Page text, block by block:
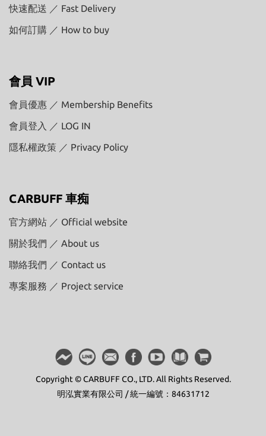
快速配送 ／ Fast Delivery
如何訂購 ／ How to buy
會員 VIP
會員優惠 ／ Membership Benefits
會員登入 ／ LOG IN
隱私權政策 ／ Privacy Policy
CARBUFF 車痴
官方網站 ／ Official website
關於我們 ／ About us
聯絡我們 ／ Contact us
專案服務 ／ Project service
Copyright © CARBUFF CO., LTD. All Rights Reserved.
明泓實業有限公司 / 統一編號：84631712